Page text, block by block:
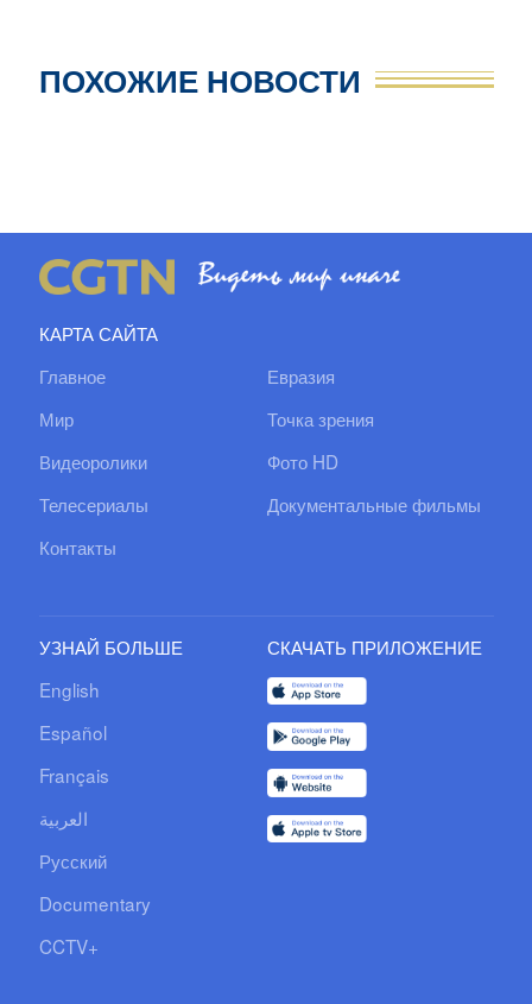
ПОХОЖИЕ НОВОСТИ
КАРТА САЙТА
Главное
Евразия
Мир
Точка зрения
Видеоролики
Фото HD
Телесериалы
Документальные фильмы
Контакты
УЗНАЙ БОЛЬШЕ
English
Español
Français
العربية
Русский
Documentary
CCTV+
СКАЧАТЬ ПРИЛОЖЕНИЕ